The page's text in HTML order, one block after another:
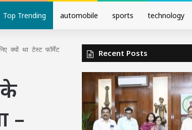
Top Trending automobile sports technology
क्यों था टेस्ट फॉर्मेट
–
Recent Posts